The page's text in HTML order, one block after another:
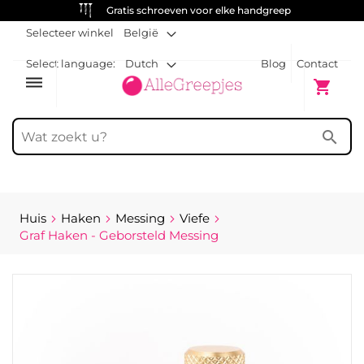
Gratis schroeven voor elke handgreep
Blog Contact
Selecteer winkel België
Select language: Dutch
dehaze shopping_cart
search
Huis Haken Messing
Viefe
Graf Haken - Geborsteld Messing